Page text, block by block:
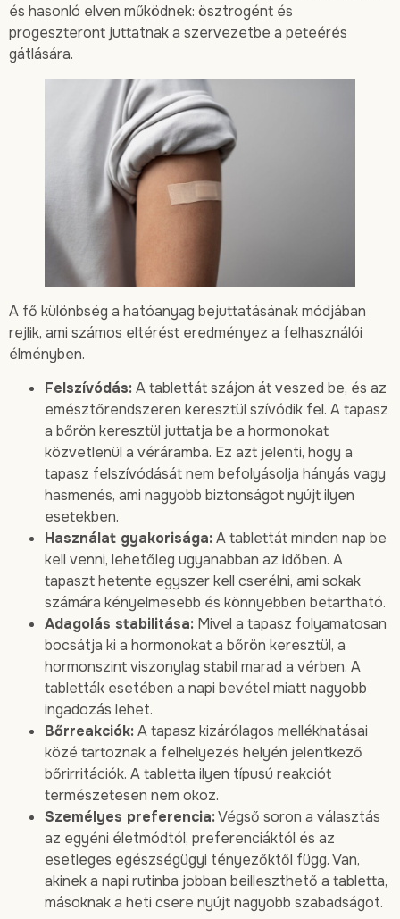
és hasonló elven működnek: ösztrogént és
progeszteront juttatnak a szervezetbe a peteérés
gátlására.
A fő különbség a hatóanyag bejuttatásának módjában
rejlik, ami számos eltérést eredményez a felhasználói
élményben.
Felszívódás:A tablettát szájon át veszed be, és az
emésztőrendszeren keresztül szívódik fel. A tapasz
a bőrön keresztül juttatja be a hormonokat
közvetlenül a véráramba. Ez azt jelenti, hogy a
tapasz felszívódását nem befolyásolja hányás vagy
hasmenés, ami nagyobb biztonságot nyújt ilyen
esetekben.
Használat gyakorisága:A tablettát minden nap be
kell venni, lehetőleg ugyanabban az időben. A
tapaszt hetente egyszer kell cserélni, ami sokak
számára kényelmesebb és könnyebben betartható.
Adagolás stabilitása: Mivel a tapasz folyamatosan
bocsátja ki a hormonokat a bőrön keresztül, a
hormonszint viszonylag stabil marad a vérben. A
tabletták esetében a napi bevétel miatt nagyobb
ingadozás lehet.
Bőrreakciók:A tapasz kizárólagos mellékhatásai
közé tartoznak a felhelyezés helyén jelentkező
bőrirritációk. A tabletta ilyen típusú reakciót
természetesen nem okoz.
Személyes preferencia:Végső soron a választás
az egyéni életmódtól, preferenciáktól és az
esetleges egészségügyi tényezőktől függ. Van,
akinek a napi rutinba jobban beilleszthető a tabletta,
másoknak a heti csere nyújt nagyobb szabadságot.